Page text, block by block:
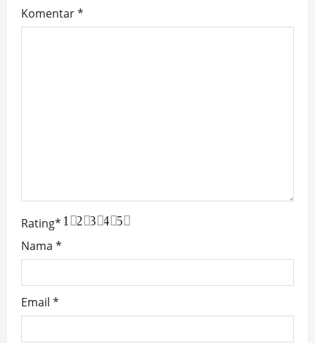
Komentar*
Rating* 5
4
3
2
1
Nama *
Email *